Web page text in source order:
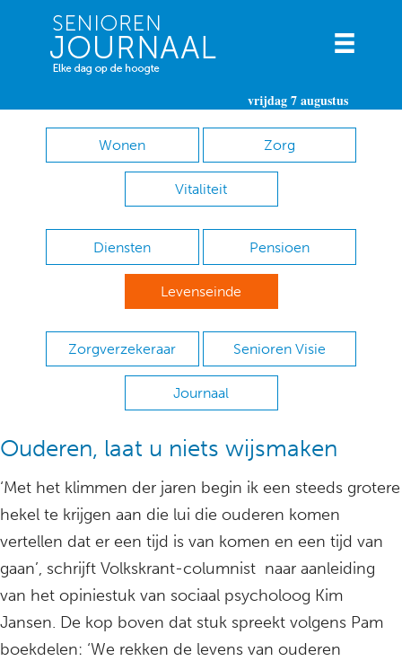
vrijdag 7 augustus
Wonen Zorg
Vitaliteit
Diensten Pensioen
Levenseinde
Zorgverzekeraar Senioren Visie
Journaal
Ouderen, laat u niets wijsmaken
‘Met het klimmen der jaren begin ik een steeds grotere
hekel te krijgen aan die lui die ouderen komen
vertellen dat er een tijd is van komen en een tijd van
gaan’, schrijft Volkskrant-columnist naar aanleiding
van het opiniestuk van sociaal psycholoog Kim
Jansen. De kop boven dat stuk spreekt volgens Pam
boekdelen: ‘We rekken de levens van ouderen